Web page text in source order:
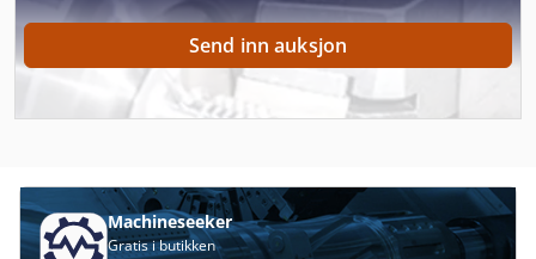
Tre Maskinering Senter
Tre Støv
Send inn auksjon
Machineseeker
Gratis i butikken